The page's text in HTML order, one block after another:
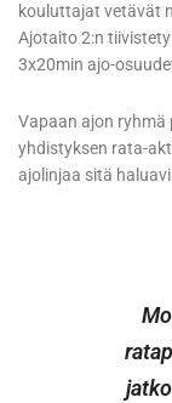
kouluttajat vetävät
Ajotaito 2:n
3x20min ajo-
Vapaan ajon ryhmä
yhdistyksen rata-
ajolinjaa sitä